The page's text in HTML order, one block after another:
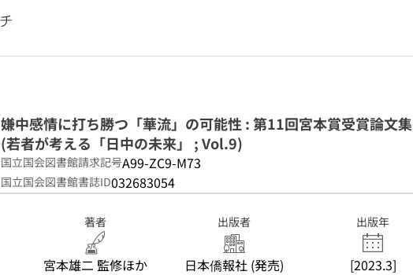
嫌中感情に打ち勝つ「華流」の可能性 : 第11回宮本賞受賞論文集
(若者が考える「日中の未来」 ; Vol.9)
国立国会図書館請求記号A99-ZC9-M73
国立国会図書館書誌ID032683054
著者
宮本雄二 監修ほか
出版者
日本僑報社 (発売)
出版年
[2023.3]